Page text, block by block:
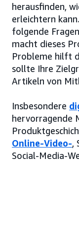
herausfinden,
erleichtern
folgende
macht dieses
Probleme hilft
sollte Ihre
Artikeln von
Insbesondere
hervorragende
Online-Video-,
Social-Media-